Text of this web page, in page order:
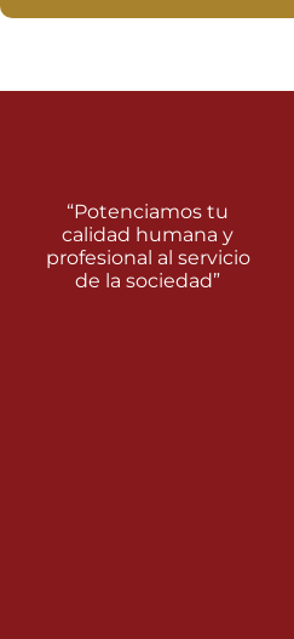
“Potenciamos tu
calidad humana y
profesional al servicio
de la sociedad”